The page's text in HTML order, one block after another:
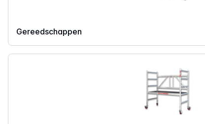
Gereedschappen